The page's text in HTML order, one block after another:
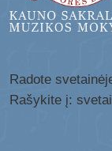
Radote
Rašykite į: